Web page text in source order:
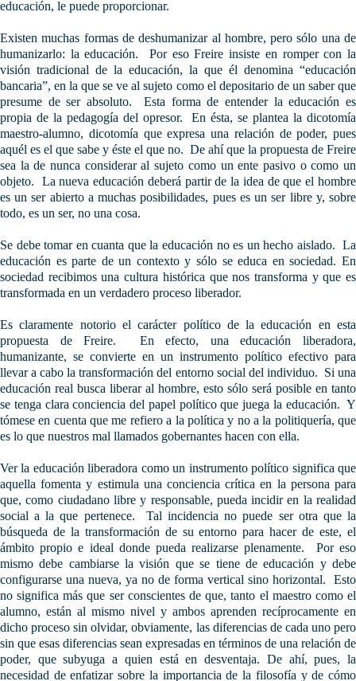
educación, le puede proporcionar.
Existen muchas formas de deshumanizar al hombre, pero sólo una de
humanizarlo: la educación. Por eso Freire insiste en romper con la
visión tradicional de la educación, la que él denomina “educación
bancaria”, en la que se ve al sujeto como el depositario de un saber que
presume de ser absoluto. Esta forma de entender la educación es
propia de la pedagogía del opresor. En ésta, se plantea la dicotomía
maestro-alumno, dicotomía que expresa una relación de poder, pues
aquél es el que sabe y éste el que no. De ahí que la propuesta de Freire
sea la de nunca considerar al sujeto como un ente pasivo o como un
objeto. La nueva educación deberá partir de la idea de que el hombre
es un ser abierto a muchas posibilidades, pues es un ser libre y, sobre
todo, es un ser, no una cosa.
Se debe tomar en cuanta que la educación no es un hecho aislado. La
educación es parte de un contexto y sólo se educa en sociedad. En
sociedad recibimos una cultura histórica que nos transforma y que es
transformada en un verdadero proceso liberador.
Es claramente notorio el carácter político de la educación en esta
propuesta de Freire. En efecto, una educación liberadora,
humanizante, se convierte en un instrumento político efectivo para
llevar a cabo la transformación del entorno social del individuo. Si una
educación real busca liberar al hombre, esto sólo será posible en tanto
se tenga clara conciencia del papel político que juega la educación. Y
tómese en cuenta que me refiero a la política y no a la politiquería, que
es lo que nuestros mal llamados gobernantes hacen con ella.
Ver la educación liberadora como un instrumento político significa que
aquella fomenta y estimula una conciencia crítica en la persona para
que, como ciudadano libre y responsable, pueda incidir en la realidad
social a la que pertenece. Tal incidencia no puede ser otra que la
búsqueda de la transformación de su entorno para hacer de este, el
ámbito propio e ideal donde pueda realizarse plenamente. Por eso
mismo debe cambiarse la visión que se tiene de educación y debe
configurarse una nueva, ya no de forma vertical sino horizontal. Esto
no significa más que ser conscientes de que, tanto el maestro como el
alumno, están al mismo nivel y ambos aprenden recíprocamente en
dicho proceso sin olvidar, obviamente, las diferencias de cada uno pero
sin que esas diferencias sean expresadas en términos de una relación de
poder, que subyuga a quien está en desventaja. De ahí, pues, la
necesidad de enfatizar sobre la importancia de la filosofía y de cómo